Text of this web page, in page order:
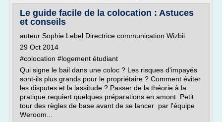
Le guide facile de la colocation : Astuces
et conseils
auteur Sophie Lebel Directrice communication Wizbii
29 Oct 2014
#colocation #logement étudiant
Qui signe le bail dans une coloc ? Les risques d'impayés
sont-ils plus grands pour le propriétaire ? Comment éviter
les disputes et la lassitude ? Passer de la théorie à la
pratique requiert quelques préparations en amont. Petit
tour des règles de base avant de se lancer par l'équipe
Weroom...